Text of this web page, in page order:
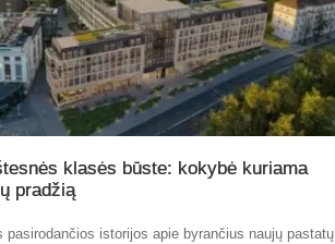
klasės būste: kokybė kuriama
pradžią
pasirodančios istorijos apie byrančius naujų pastatų